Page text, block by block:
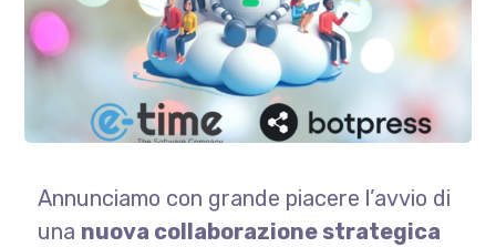
Annunciamo con grande piacere l’avvio di
una nuova collaborazione strategica